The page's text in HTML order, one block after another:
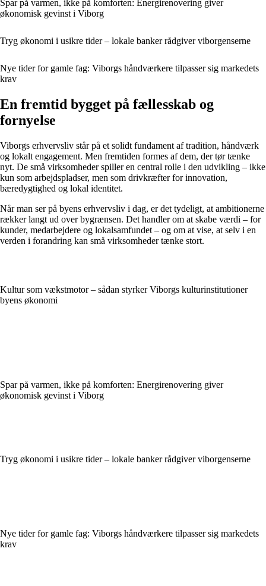
Spar på varmen, ikke på komforten: Energirenovering giver
økonomisk gevinst i Viborg
Tryg økonomi i usikre tider – lokale banker rådgiver viborgenserne
Nye tider for gamle fag: Viborgs håndværkere tilpasser sig markedets
krav
En fremtid bygget på fællesskab og
fornyelse
Viborgs erhvervsliv står på et solidt fundament af tradition, håndværk
og lokalt engagement. Men fremtiden formes af dem, der tør tænke
nyt. De små virksomheder spiller en central rolle i den udvikling – ikke
kun som arbejdspladser, men som drivkræfter for innovation,
bæredygtighed og lokal identitet.
Når man ser på byens erhvervsliv i dag, er det tydeligt, at ambitionerne
rækker langt ud over bygrænsen. Det handler om at skabe værdi – for
kunder, medarbejdere og lokalsamfundet – og om at vise, at selv i en
verden i forandring kan små virksomheder tænke stort.
Kultur som vækstmotor – sådan styrker Viborgs kulturinstitutioner
byens økonomi
Spar på varmen, ikke på komforten: Energirenovering giver
økonomisk gevinst i Viborg
Tryg økonomi i usikre tider – lokale banker rådgiver viborgenserne
Nye tider for gamle fag: Viborgs håndværkere tilpasser sig markedets
krav